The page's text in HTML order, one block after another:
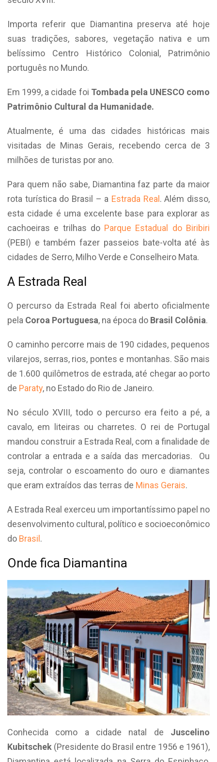
Importa referir que Diamantina preserva até hoje
suas tradições, sabores, vegetação nativa e um
belíssimo Centro Histórico Colonial, Patrimônio
português no Mundo.
Em 1999, a cidade foi Tombada pela UNESCO como
Patrimônio Cultural da Humanidade.
Atualmente, é uma das cidades históricas mais
visitadas de Minas Gerais, recebendo cerca de 3
milhões de turistas por ano.
Para quem não sabe, Diamantina faz parte da maior
rota turística do Brasil – a Estrada Real . Além disso,
esta cidade é uma excelente base para explorar as
cachoeiras e trilhas do Parque Estadual do Biribiri
(PEBI) e também fazer passeios bate-volta até às
cidades de Serro, Milho Verde e Conselheiro Mata.
A Estrada Real
O percurso da Estrada Real foi aberto oficialmente
pela Coroa Portuguesa, na época do Brasil Colônia.
O caminho percorre mais de 190 cidades, pequenos
vilarejos, serras, rios, pontes e montanhas. São mais
de 1.600 quilômetros de estrada, até chegar ao porto
de Paraty, no Estado do Rio de Janeiro.
No século XVIII, todo o percurso era feito a pé, a
cavalo, em liteiras ou charretes. O rei de Portugal
mandou construir a Estrada Real, com a finalidade de
controlar a entrada e a saída das mercadorias. Ou
seja, controlar o escoamento do ouro e diamantes
que eram extraídos das terras de Minas Gerais.
A Estrada Real exerceu um importantíssimo papel no
desenvolvimento cultural, político e socioeconômico
do Brasil .
Onde fica Diamantina
Conhecida como a cidade natal de Juscelino
Kubitschek (Presidente do Brasil entre 1956 e 1961),